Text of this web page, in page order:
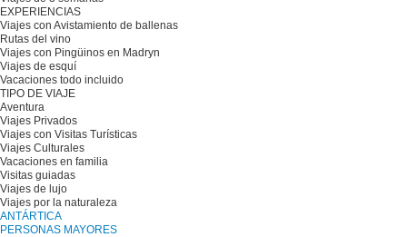
EXPERIENCIAS
Viajes con Avistamiento de ballenas
Rutas del vino
Viajes con Pingüinos en Madryn
Viajes de esquí
Vacaciones todo incluido
TIPO DE VIAJE
Aventura
Viajes Privados
Viajes con Visitas Turísticas
Viajes Culturales
Vacaciones en familia
Visitas guiadas
Viajes de lujo
Viajes por la naturaleza
ANTÁRTICA
PERSONAS MAYORES